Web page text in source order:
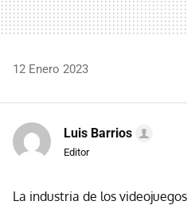
12 Enero 2023
Luis Barrios
Editor
La industria de los